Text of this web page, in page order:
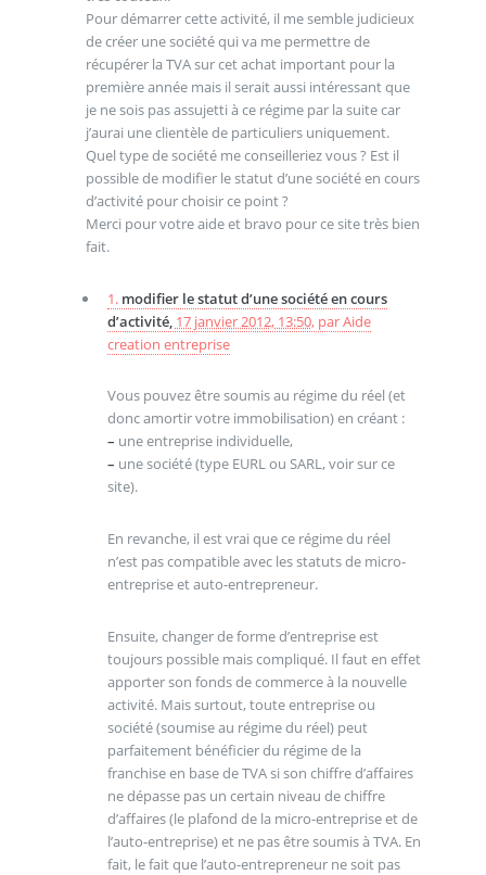
Pour démarrer cette activité, il me semble judicieux
de créer une société qui va me permettre de
récupérer la TVA sur cet achat important pour la
première année mais il serait aussi intéressant que
je ne sois pas assujetti à ce régime par la suite car
j’aurai une clientèle de particuliers uniquement.
Quel type de société me conseilleriez vous ? Est il
possible de modifier le statut d’une société en cours
d’activité pour choisir ce point ?
Merci pour votre aide et bravo pour ce site très bien
fait.
1. modifier le statut d’une société en cours
d’activité, 17 janvier 2012, 13:50, parAide
creation entreprise
Vous pouvez être soumis au régime du réel (et
donc amortir votre immobilisation) en créant :
– une entreprise individuelle,
– une société (type EURL ou SARL, voir sur ce
site).
En revanche, il est vrai que ce régime du réel
n’est pas compatible avec les statuts de micro-
entreprise et auto-entrepreneur.
Ensuite, changer de forme d’entreprise est
toujours possible mais compliqué. Il faut en effet
apporter son fonds de commerce à la nouvelle
activité. Mais surtout, toute entreprise ou
société (soumise au régime du réel) peut
parfaitement bénéficier du régime de la
franchise en base de TVA si son chiffre d’affaires
ne dépasse pas un certain niveau de chiffre
d’affaires (le plafond de la micro-entreprise et de
l’auto-entreprise) et ne pas être soumis à TVA. En
fait, le fait que l’auto-entrepreneur ne soit pas